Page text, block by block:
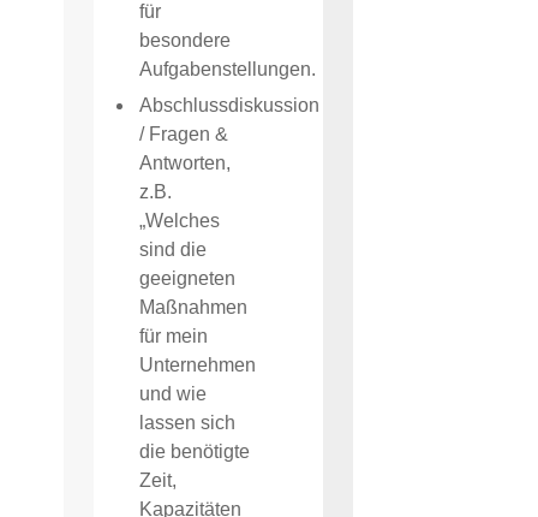
für
besondere
Aufgabenstellungen.
Abschlussdiskussion
/ Fragen &
Antworten,
z.B.
„Welches
sind die
geeigneten
Maßnahmen
für mein
Unternehmen
und wie
lassen sich
die benötigte
Zeit,
Kapazitäten